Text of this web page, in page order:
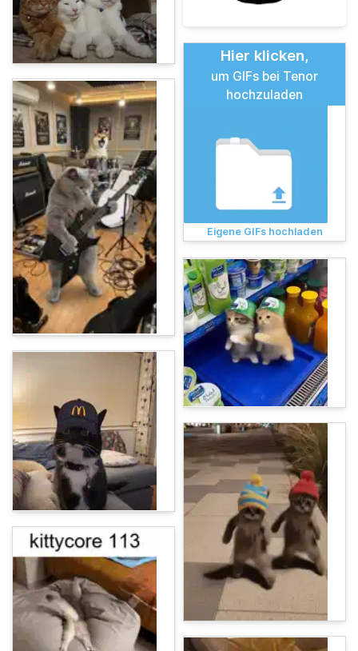
Hier klicken,
um GIFs bei Tenor
hochzuladen
Eigene GIFs hochladen